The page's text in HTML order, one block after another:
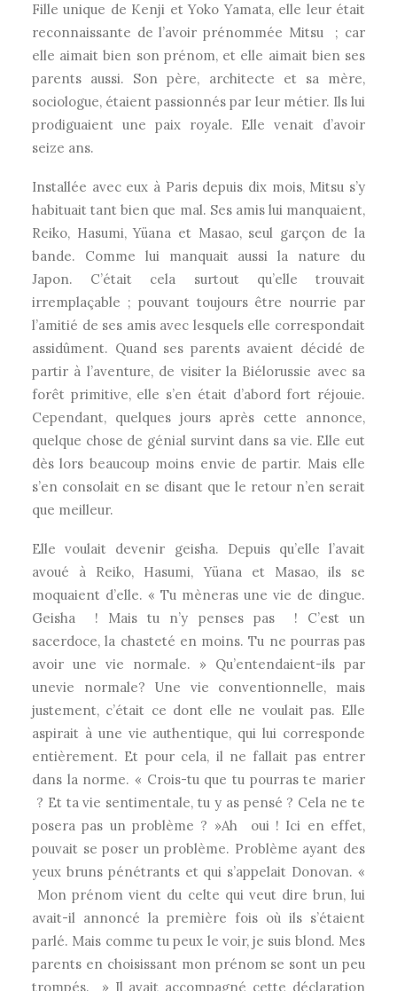
Fille unique de Kenji et Yoko Yamata, elle leur était
reconnaissante de l’avoir prénommée Mitsu ; car
elle aimait bien son prénom, et elle aimait bien ses
parents aussi. Son père, architecte et sa mère,
sociologue, étaient passionnés par leur métier. Ils lui
prodiguaient une paix royale. Elle venait d’avoir
seize ans.
Installée avec eux à Paris depuis dix mois, Mitsu s’y
habituait tant bien que mal. Ses amis lui manquaient,
Reiko, Hasumi, Yüana et Masao, seul garçon de la
bande. Comme lui manquait aussi la nature du
Japon. C’était cela surtout qu’elle trouvait
irremplaçable ; pouvant toujours être nourrie par
l’amitié de ses amis avec lesquels elle correspondait
assidûment. Quand ses parents avaient décidé de
partir à l’aventure, de visiter la Biélorussie avec sa
forêt primitive, elle s’en était d’abord fort réjouie.
Cependant, quelques jours après cette annonce,
quelque chose de génial survint dans sa vie. Elle eut
dès lors beaucoup moins envie de partir. Mais elle
s’en consolait en se disant que le retour n’en serait
que meilleur.
Elle voulait devenir geisha. Depuis qu’elle l’avait
avoué à Reiko, Hasumi, Yüana et Masao, ils se
moquaient d’elle. « Tu mèneras une vie de dingue.
Geisha ! Mais tu n’y penses pas ! C’est un
sacerdoce, la chasteté en moins. Tu ne pourras pas
avoir une vie normale. » Qu’entendaient-ils par
unevie normale? Une vie conventionnelle, mais
justement, c’était ce dont elle ne voulait pas. Elle
aspirait à une vie authentique, qui lui corresponde
entièrement. Et pour cela, il ne fallait pas entrer
dans la norme. « Crois-tu que tu pourras te marier
? Et ta vie sentimentale, tu y as pensé ? Cela ne te
posera pas un problème ? »Ah oui ! Ici en effet,
pouvait se poser un problème. Problème ayant des
yeux bruns pénétrants et qui s’appelait Donovan. «
Mon prénom vient du celte qui veut dire brun, lui
avait-il annoncé la première fois où ils s’étaient
parlé. Mais comme tu peux le voir, je suis blond. Mes
parents en choisissant mon prénom se sont un peu
trompés. » Il avait accompagné cette déclaration